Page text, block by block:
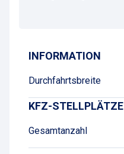
INFORMATION
Durchfahrtsbreite
KFZ-STELLPLÄTZE
Gesamtanzahl